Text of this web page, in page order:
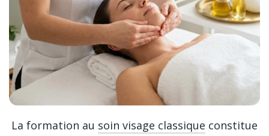
La formation au soin visage classique constitue